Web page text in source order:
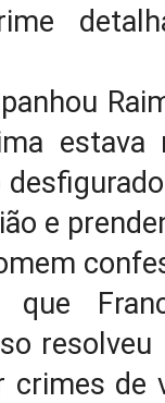
estava
e
que
crimes de